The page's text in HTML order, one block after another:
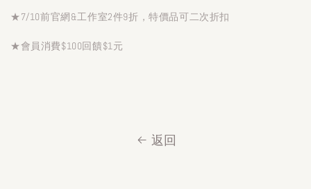
★7/10前官網&工作室2件9折，特價品可二次折扣
★會員消費$100回饋$1元
返回